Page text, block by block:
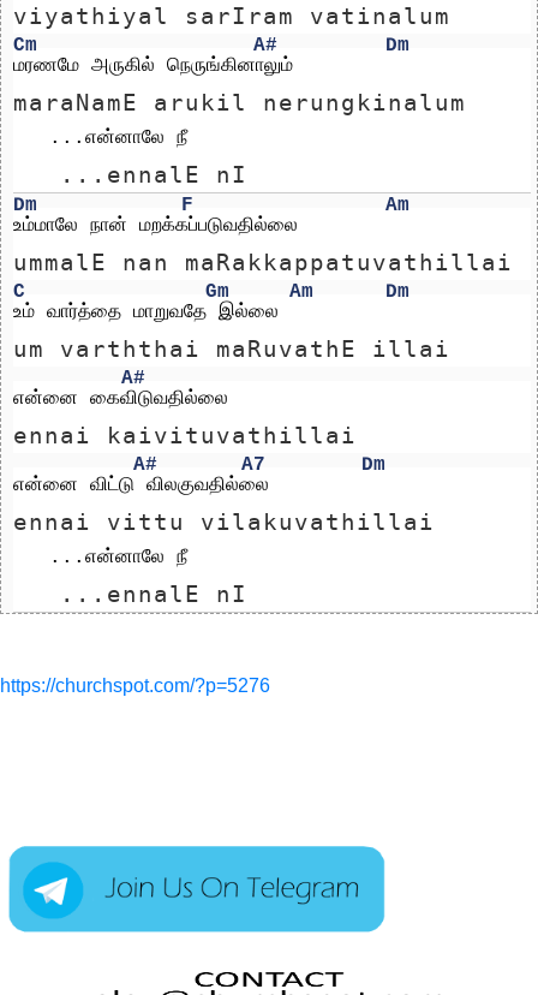
viyathiyal sarIram vatinalum
Cm A#
Dm
மரணமே அருகில் நெருங்கினாலும்
maraNamE arukil nerungkinalum
   ...என்னாலே நீ
   ...ennalE nI
Dm F
Am
உம்மாலே நான் மறக்கப்படுவதில்லை
ummalE nan maRakkappatuvathillai
C Gm Am
Dm
உம் வார்த்தை மாறுவதே இல்லை
um varththai maRuvathE illai
A#
என்னை கைவிடுவதில்லை
ennai kaivituvathillai
A# A7
Dm
என்னை விட்டு விலகுவதில்லை
ennai vittu vilakuvathillai
   ...என்னாலே நீ
   ...ennalE nI
https://churchspot.com/?p=5276